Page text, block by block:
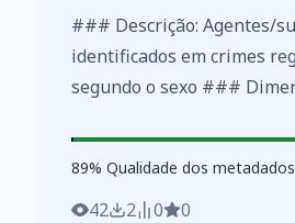
### Descrição: Agentes/
identificados em crimes
segundo o sexo ###
crime (nível 3), sexo ###
Número de intervenientes
89%
89% Qualidade dos metadados
42 2 0 0